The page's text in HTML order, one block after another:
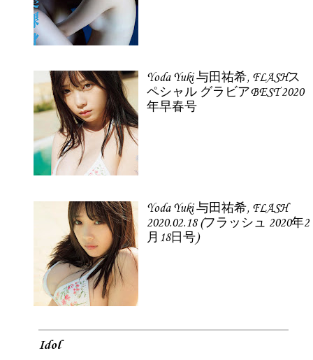
Yoda Yuki 与田祐希, FLASHス
ペシャル グラビアBEST 2020
年早春号
Yoda Yuki 与田祐希, FLASH
2020.02.18 (フラッシュ 2020年2
月18日号)
Idol